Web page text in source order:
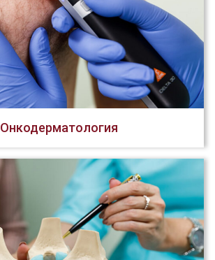
Онкодерматология